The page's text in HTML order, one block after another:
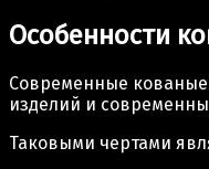
Особенности
Современные кованые
изделий и
Таковыми чертами